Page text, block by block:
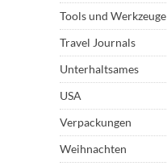
Tools und Werkzeuge
Travel Journals
Unterhaltsames
USA
Verpackungen
Weihnachten